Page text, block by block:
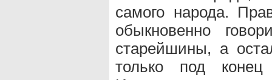
самого народа.
обыкновенно
старейшины, а
только под